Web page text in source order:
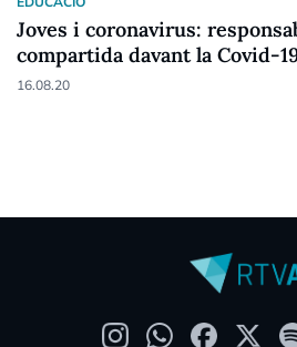
Joves i coronavirus:
compartida davant la Covid-
16.08.20